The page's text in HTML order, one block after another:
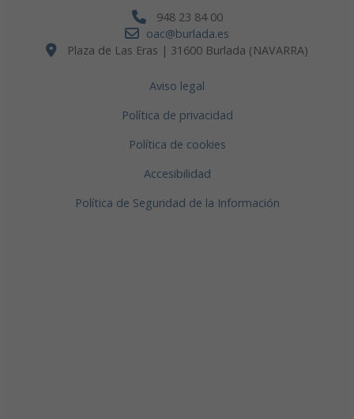
948 23 84 00
oac@burlada.es
Plaza de Las Eras | 31600 Burlada (NAVARRA)
Aviso legal
Política de privacidad
Política de cookies
Accesibilidad
Política de Seguridad de la Información